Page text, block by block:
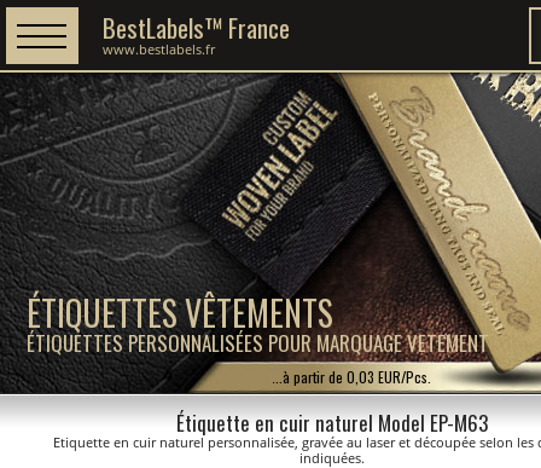
ÉTIQUETTES VÊTEMENTS
ÉTIQUETTES PERSONNALISÉES POUR MARQUAGE VETEMENT
BestLabels™ France
www.bestlabels.fr
...à partir de 0,03 EUR/Pcs.
Étiquette en cuir naturel Model EP-M63
Etiquette en cuir naturel personnalisée, gravée au laser et découpée selon les
indiquées.